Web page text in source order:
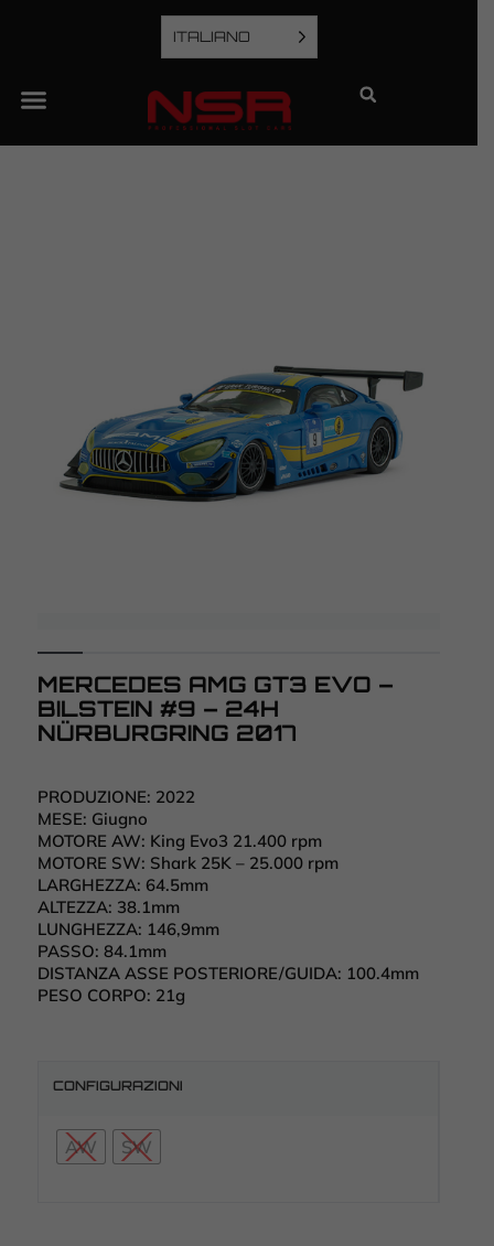
ITALIANO
MERCEDES AMG GT3 EVO –
BILSTEIN #9 – 24H
NÜRBURGRING 2017
PRODUZIONE: 2022
MESE: Giugno
MOTORE AW: King Evo3 21.400 rpm
MOTORE SW: Shark 25K – 25.000 rpm
LARGHEZZA: 64.5mm
ALTEZZA: 38.1mm
LUNGHEZZA: 146,9mm
PASSO: 84.1mm
DISTANZA ASSE POSTERIORE/GUIDA: 100.4mm
PESO CORPO: 21g
CONFIGURAZIONI
AW SW